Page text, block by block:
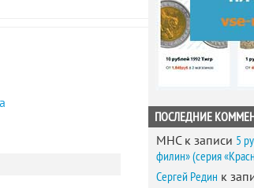
ПОСЛЕДНИЕ
MHCк записи 5
филин» (серия
Сергей Редин к